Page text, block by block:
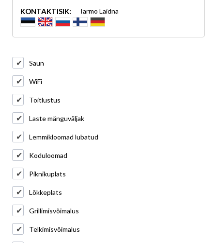
KONTAKTISIK: Tarmo Laidna
Saun
WiFi
Toitlustus
Laste mänguväljak
Lemmikloomad lubatud
Koduloomad
Piknikuplats
Lõkkeplats
Grillimisvõimalus
Telkimisvõimalus